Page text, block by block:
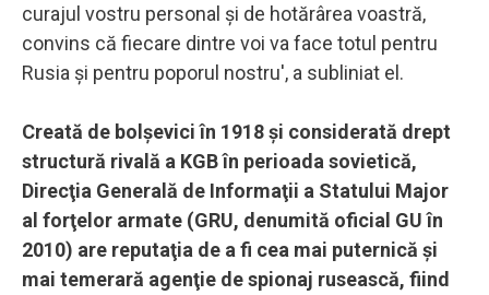
curajul vostru personal şi de hotărârea voastră,
convins că fiecare dintre voi va face totul pentru
Rusia şi pentru poporul nostru', a subliniat el.
Creată de bolşevici în 1918 şi considerată drept
structură rivală a KGB în perioada sovietică,
Direcţia Generală de Informaţii a Statului Major
al forţelor armate (GRU, denumită oficial GU în
2010) are reputaţia de a fi cea mai puternică şi
mai temerară agenţie de spionaj rusească, fiind